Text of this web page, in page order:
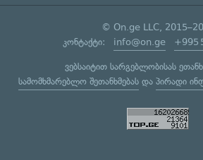
© On.ge LLC,
კონტაქტი: info@on.ge +995
ვებსაიტით სარგებლობისას
სამომხმარებლო შეთანხმებასდა პირადი